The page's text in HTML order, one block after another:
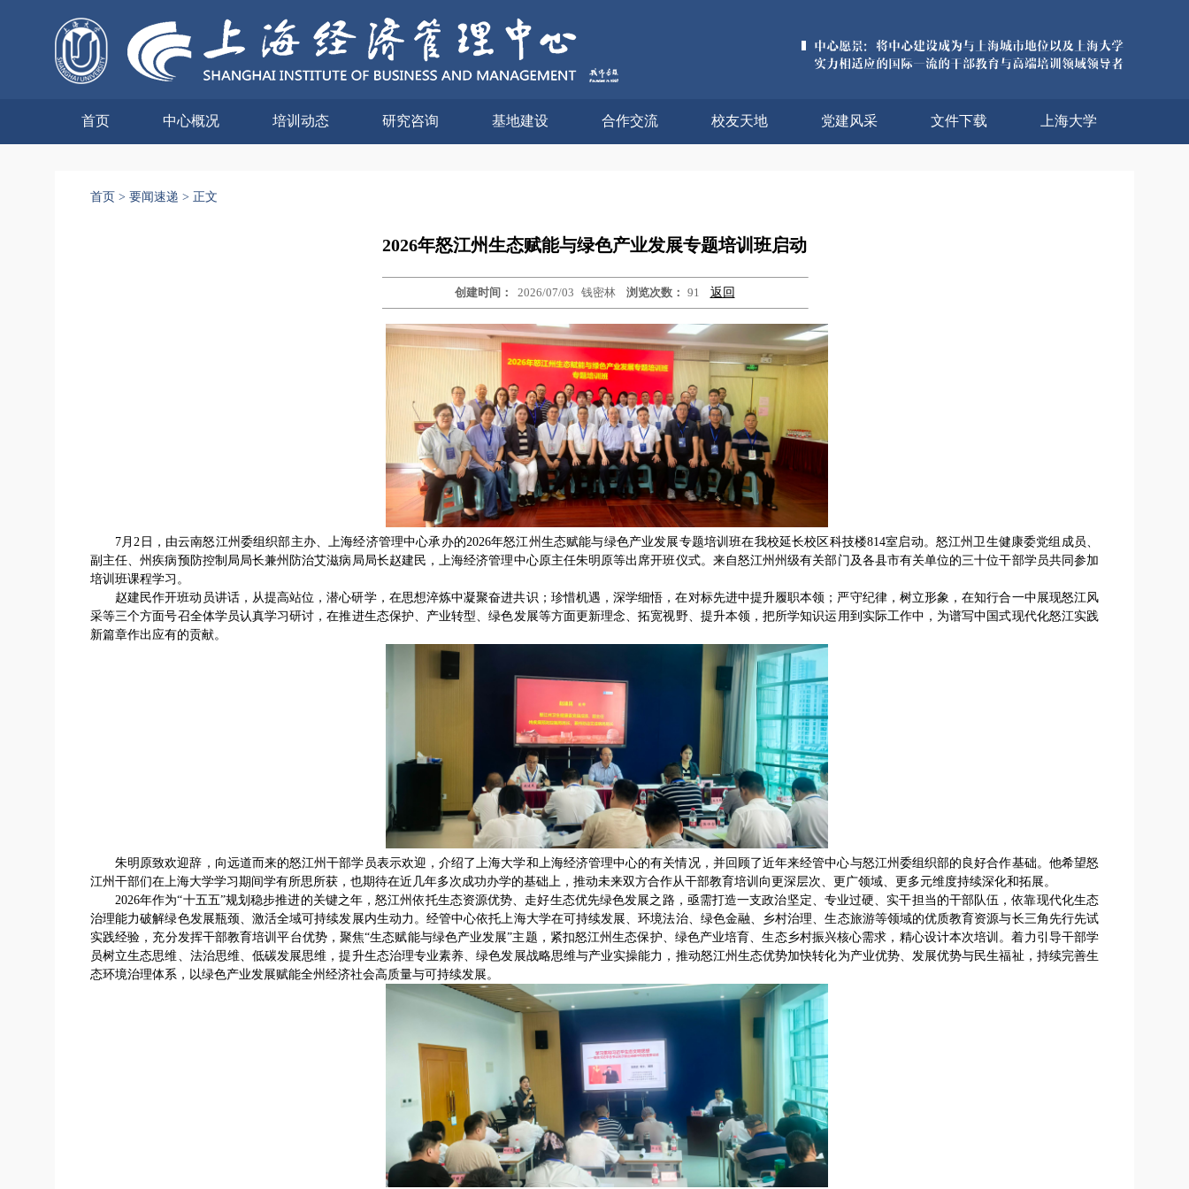
首页 中心概况 培训动态 研究咨询 基地建设 合作交流 校友天地 党建风采 文件下载 上海大学
首页 > 要闻速递 > 正文
2026年怒江州生态赋能与绿色产业发展专题培训班启动
创建时间： 2026/07/03 钱密林 浏览次数： 91 返回
7月2日，由云南怒江州委组织部主办、上海经济管理中心承办的2026年怒江州生态赋能与绿色产业发展专题培训班在我校延长校区科技楼814室启动。怒江州卫生健康委党组成员、
副主任、州疾病预防控制局局长兼州防治艾滋病局局长赵建民，上海经济管理中心原主任朱明原等出席开班仪式。来自怒江州州级有关部门及各县市有关单位的三十位干部学员共同参加
培训班课程学习。
赵建民作开班动员讲话，从提高站位，潜心研学，在思想淬炼中凝聚奋进共识；珍惜机遇，深学细悟，在对标先进中提升履职本领；严守纪律，树立形象，在知行合一中展现怒江风
采等三个方面号召全体学员认真学习研讨，在推进生态保护、产业转型、绿色发展等方面更新理念、拓宽视野、提升本领，把所学知识运用到实际工作中，为谱写中国式现代化怒江实践
新篇章作出应有的贡献。
朱明原致欢迎辞，向远道而来的怒江州干部学员表示欢迎，介绍了上海大学和上海经济管理中心的有关情况，并回顾了近年来经管中心与怒江州委组织部的良好合作基础。他希望怒
江州干部们在上海大学学习期间学有所思所获，也期待在近几年多次成功办学的基础上，推动未来双方合作从干部教育培训向更深层次、更广领域、更多元维度持续深化和拓展。
2026年作为“十五五”规划稳步推进的关键之年，怒江州依托生态资源优势、走好生态优先绿色发展之路，亟需打造一支政治坚定、专业过硬、实干担当的干部队伍，依靠现代化生态
治理能力破解绿色发展瓶颈、激活全域可持续发展内生动力。经管中心依托上海大学在可持续发展、环境法治、绿色金融、乡村治理、生态旅游等领域的优质教育资源与长三角先行先试
实践经验，充分发挥干部教育培训平台优势，聚焦“生态赋能与绿色产业发展”主题，紧扣怒江州生态保护、绿色产业培育、生态乡村振兴核心需求，精心设计本次培训。着力引导干部学
员树立生态思维、法治思维、低碳发展思维，提升生态治理专业素养、绿色发展战略思维与产业实操能力，推动怒江州生态优势加快转化为产业优势、发展优势与民生福祉，持续完善生
态环境治理体系，以绿色产业发展赋能全州经济社会高质量与可持续发展。